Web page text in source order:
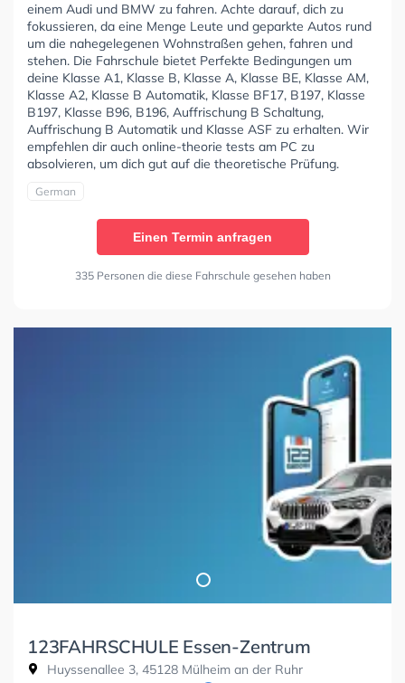
einem Audi und BMW zu fahren. Achte darauf, dich zu
fokussieren, da eine Menge Leute und geparkte Autos rund
um die nahegelegenen Wohnstraßen gehen, fahren und
stehen. Die Fahrschule bietet Perfekte Bedingungen um
deine Klasse A1, Klasse B, Klasse A, Klasse BE, Klasse AM,
Klasse A2, Klasse B Automatik, Klasse BF17, B197, Klasse
B197, Klasse B96, B196, Auffrischung B Schaltung,
Auffrischung B Automatik und Klasse ASF zu erhalten. Wir
empfehlen dir auch online-theorie tests am PC zu
absolvieren, um dich gut auf die theoretische Prüfung.
German
Einen Termin anfragen
335 Personen die diese Fahrschule gesehen haben
123FAHRSCHULE Essen-Zentrum
Huyssenallee 3, 45128 Mülheim an der Ruhr